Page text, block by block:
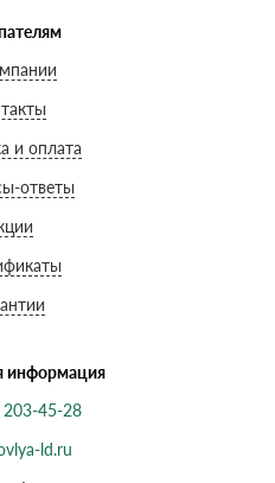
и оплата
ответы
информация
203-45-28
ld.ru